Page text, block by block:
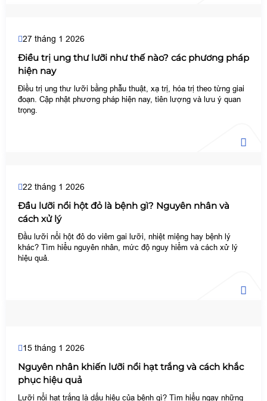
27 tháng 1 2026
Điều trị ung thư lưỡi như thế nào? các phương pháp
hiện nay
Điều trị ung thư lưỡi bằng phẫu thuật, xạ trị, hóa trị theo từng giai
đoạn. Cập nhật phương pháp hiện nay, tiên lượng và lưu ý quan
trọng.
22 tháng 1 2026
Đầu lưỡi nổi hột đỏ là bệnh gì? Nguyên nhân và
cách xử lý
Đầu lưỡi nổi hột đỏ do viêm gai lưỡi, nhiệt miệng hay bệnh lý
khác? Tìm hiểu nguyên nhân, mức độ nguy hiểm và cách xử lý
hiệu quả.
15 tháng 1 2026
Nguyên nhân khiến lưỡi nổi hạt trắng và cách khắc
phục hiệu quả
Lưỡi nổi hạt trắng là dấu hiệu của bệnh gì? Tìm hiểu ngay những